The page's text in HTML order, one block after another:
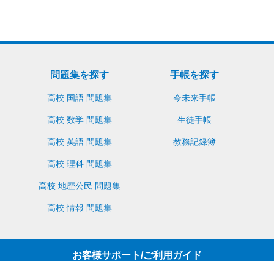
問題集を探す
高校 国語 問題集
高校 数学 問題集
高校 英語 問題集
高校 理科 問題集
高校 地歴公民 問題集
高校 情報 問題集
手帳を探す
今未来手帳
生徒手帳
教務記録簿
お客様サポート/ご利用ガイド